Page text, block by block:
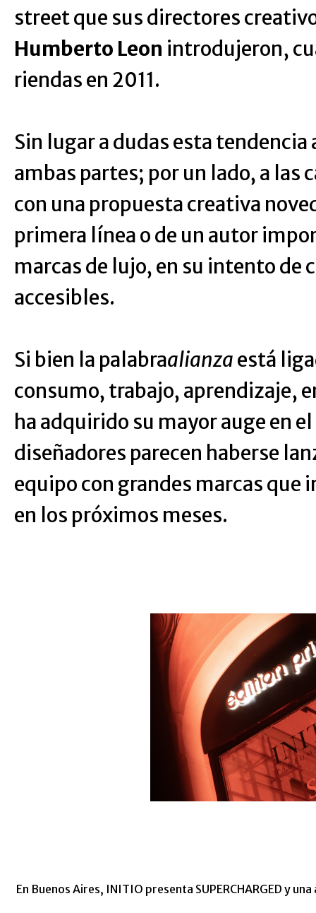
street que sus directores
Humberto Leon introdujeron,
riendas en 2011.
Sin lugar a dudas esta tendencia
ambas partes; por un lado, a las
con una propuesta creativa
primera línea o de un autor
marcas de lujo, en su intento de
accesibles.
Si bien la palabraalianzaestá
consumo, trabajo, aprendizaje,
ha adquirido su mayor auge en
diseñadores parecen haberse
equipo con grandes marcas que
en los próximos meses.
En Buenos Aires, INITIO presenta SUPERCHARGED y